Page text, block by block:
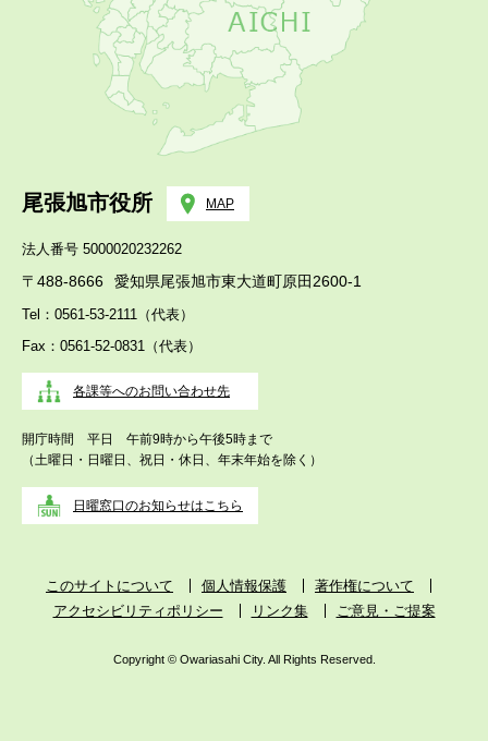
尾張旭市役所 MAP
法人番号 5000020232262
〒488-8666 愛知県尾張旭市東大道町原田2600-1
Tel：0561-53-2111（代表）
Fax：0561-52-0831（代表）
各課等へのお問い合わせ先
開庁時間 平日 午前9時から午後5時まで
（土曜日・日曜日、祝日・休日、年末年始を除く）
日曜窓口のお知らせはこちら
このサイトについて 個人情報保護
著作権について
アクセシビリティポリシー
リンク集 ご意見・ご提案
Copyright © Owariasahi City. All Rights Reserved.